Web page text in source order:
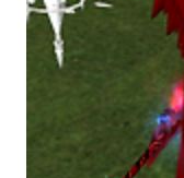
그래도 블스나 천옷처럼
의 작품과도 견줄 수 있는
되었다! 켈틱 로열 크로
15~20 - 피어싱 고정 3레